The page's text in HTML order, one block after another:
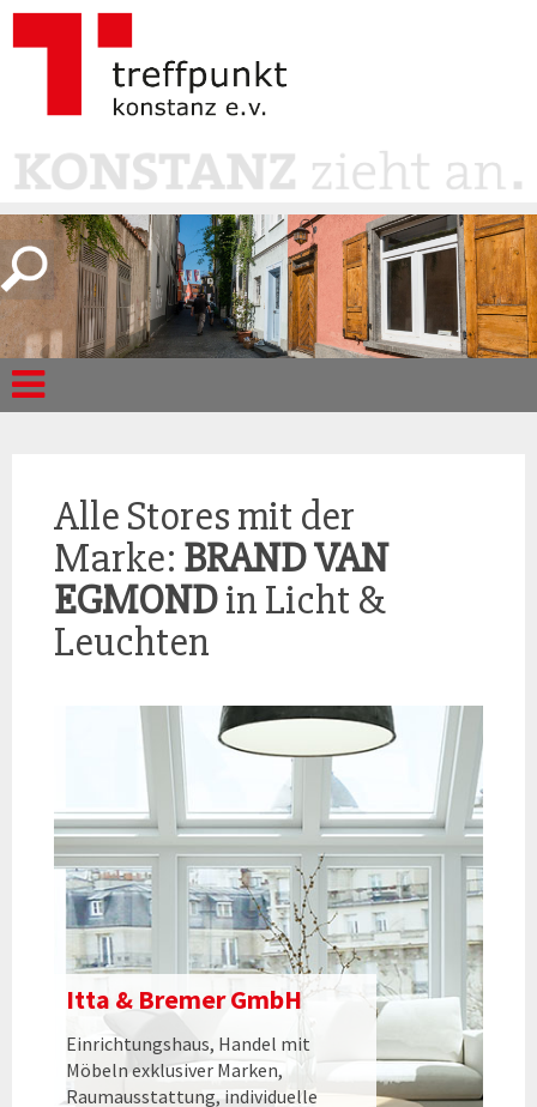
Alle Stores mit der
Marke: BRAND VAN
EGMONDin Licht &
Leuchten
Itta & Bremer GmbH
Einrichtungshaus, Handel mit
Möbeln exklusiver Marken,
Raumausstattung, individuelle